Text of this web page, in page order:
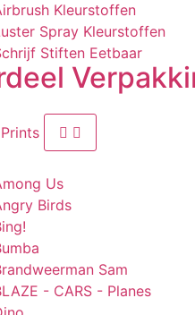
Kleurstoffen
Spray Kleurstoffen
Stiften Eetbaar
Us
Birds
Sam
- CARS - Planes